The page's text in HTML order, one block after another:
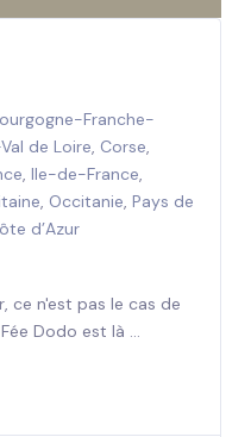
Franche-
de Loire, Corse,
, Ile-de-France,
, Occitanie, Pays de
d’Azur
ce n'est pas le cas de
Dodo est là ...